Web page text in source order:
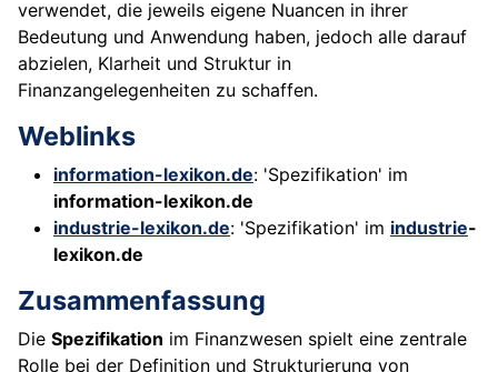
verwendet, die jeweils eigene Nuancen in ihrer
Bedeutung und Anwendung haben, jedoch alle darauf
abzielen, Klarheit und Struktur in
Finanzangelegenheiten zu schaffen.
Weblinks
information-lexikon.de: 'Spezifikation' im
information-lexikon.de
industrie-lexikon.de: 'Spezifikation' im industrie-
lexikon.de
Zusammenfassung
Die Spezifikation im Finanzwesen spielt eine zentrale
Rolle bei der Definition und Strukturierung von